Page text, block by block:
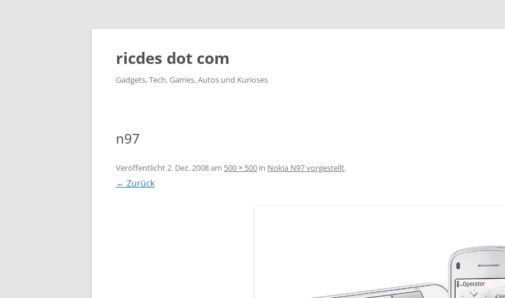
ricdes dot com
Gadgets, Tech, Games, Autos und Kurioses
n97
Veröffentlicht2. Dez. 2008am 500 × 500 in Nokia N97 vorgestellt.
← Zurück